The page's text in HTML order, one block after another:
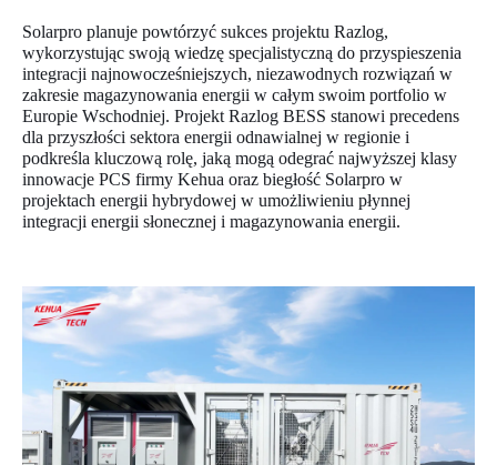
Solarpro planuje powtórzyć sukces projektu Razlog,
wykorzystując swoją wiedzę specjalistyczną do przyspieszenia
integracji najnowocześniejszych, niezawodnych rozwiązań w
zakresie magazynowania energii w całym swoim portfolio w
Europie Wschodniej. Projekt Razlog BESS stanowi precedens
dla przyszłości sektora energii odnawialnej w regionie i
podkreśla kluczową rolę, jaką mogą odegrać najwyższej klasy
innowacje PCS firmy Kehua oraz biegłość Solarpro w
projektach energii hybrydowej w umożliwieniu płynnej
integracji energii słonecznej i magazynowania energii.